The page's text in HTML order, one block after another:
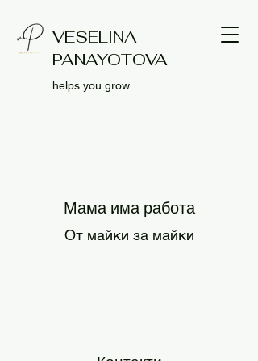
VESELINA
PANAYOTOVA
helps you grow
Мама има работа
От майки за майки